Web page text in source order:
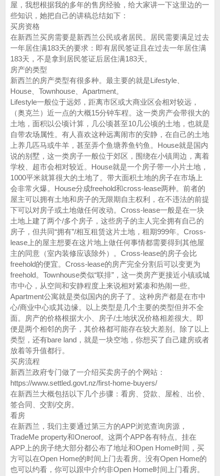
屋，我想根据我的多年的售房经验，给大家讲一下这里边的一
些知识，她把自己的讲稿总结如下：
买房资格
在新西兰买房需要是新西兰公民或者居民。居民需要满足过去
一年居住满183天的要求：即有居民签证且在过去一年居住满
183天，不是拿到居民签证后居住满183天。
房产的类型
新西兰的房产类型有很多种。最主要的就是Lifestyle、
House、Townhouse、Apartment。
Lifestyle一般位于远郊，距离市区或大商业区会相对较远，
（奥克兰）近一点的大概15分钟车程。这一类房产会带很大的
土地，面积以公顷计算，几公顷甚至10几公顷的土地，也就是
自带农场属性。有人喜欢这种远离闹市的安静，在自己的土地
上养几匹马或牛羊，甚至弄个鱼塘养鱼钓鱼。House就是国内
说的别墅，这一类房子一般位于郊区，围绕在小镇周边，离着
学校、超市会相对较近。House就是一个房子带一小片土地，
1000平米就算很大的土地了。带大面积土地的房子在市场上
会非常火爆。House分成freehold和cross-lease两种。前者的
屋主可以拥有土地和房子的无限期自主权利，在不违法的前提
下可以对房子或土地做任何改动。Cross-lease一般是在一块
土地上建了两个/多个房子，这些房子的主人完全拥有自己的
房子，但共同“拥有”/相互租赁这片土地，租期999年。Cross-
lease上的屋主想要在这片地上做任何事情都需要得到其他屋
主的同意（室内装修应该除外）。Cross-lease的房子会比
freehold的便宜。Cross-lease的房产完全分割后可以变更为
freehold。Townhouse类似“联排”，这一类房产更接近小镇或城
市中心，从空间和安静程度上来说相对紧凑和热闹一些。
Apartment公寓就是类似国内的房子了。这种房产都是在市中
心/商业中心或其边缘。以上类型是几个主要的类型但并不全
面。房产的价格根据大小、房子/土地状况价格相差很大。即
便是两个相邻的房子，其价格都可能存在较大差别。除了以上
类型，还有bare land，就是一块空地，你想买了自己建房或者
放着等升值都行。
买房流程
新西兰政府专门做了一介绍买卖房子的个网站：
https://www.settled.govt.nz/first-home-buyers/
在新西兰大概包括以下几个步骤：看房、贷款、屋检、出价、
签合同、交割/交房。
看房
在新西兰，我们主要通过第三方的APP浏览查询房源，
TradeMe property和Oneroof。这两个APP各有特点。挂在
APP上的房子绝大部分都公布了地址和Open Home时间，买
方可以在Open Home的时间上门去看房。没有Open Home的
也可以约看，你可以跟中介约非Open Home时间上门看房。